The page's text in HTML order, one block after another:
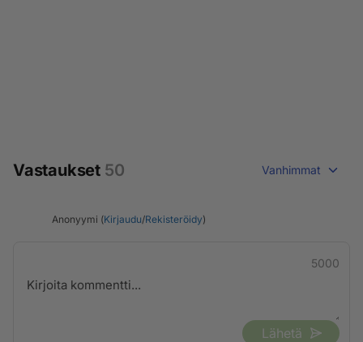
Vastaukset 50 Vanhimmat
Anonyymi (Kirjaudu/Rekisteröidy)
5000
Lähetä